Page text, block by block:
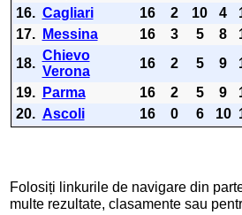
16. Cagliari 16 2 10 4
17.
Messina 16 3 5 8
18.
Chievo
Verona
16 2 5 9
19.
Parma 16 2 5 9
20. Ascoli 16 0 6 10
Folosiți linkurile de navigare din
multe rezultate, clasamente sau